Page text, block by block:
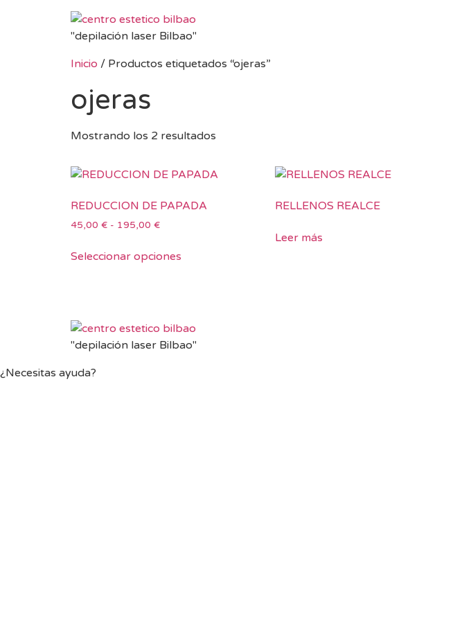
"depilación laser Bilbao"
Inicio / Productos etiquetados “ojeras”
ojeras
Mostrando los 2 resultados
REDUCCION DE PAPADA
45,00 € - 195,00 €
Seleccionar opciones
RELLENOS REALCE
Leer más
"depilación laser Bilbao"
¿Necesitas ayuda?